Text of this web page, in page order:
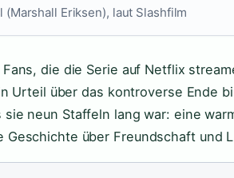
(Marshall Eriksen), laut Slashfilm
die die Serie auf Netflix
Urteil über das kontroverse Ende
sie neun Staffeln lang war: eine
Geschichte über Freundschaft und